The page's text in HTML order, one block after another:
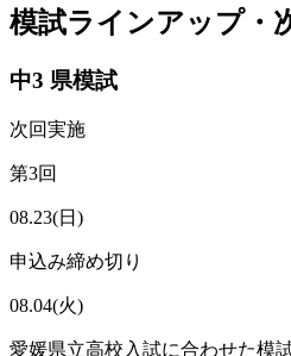
模試ラインアップ・
中3 県模試
次回実施
第3回
08.23(日)
申込み締め切り
08.04(火)
愛媛県立高校入試に合わせた模